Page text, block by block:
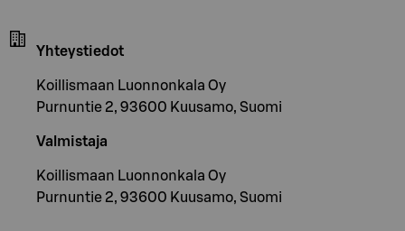
Yhteystiedot
Koillismaan Luonnonkala Oy
Purnuntie 2, 93600 Kuusamo, Suomi
Valmistaja
Koillismaan Luonnonkala Oy
Purnuntie 2, 93600 Kuusamo, Suomi